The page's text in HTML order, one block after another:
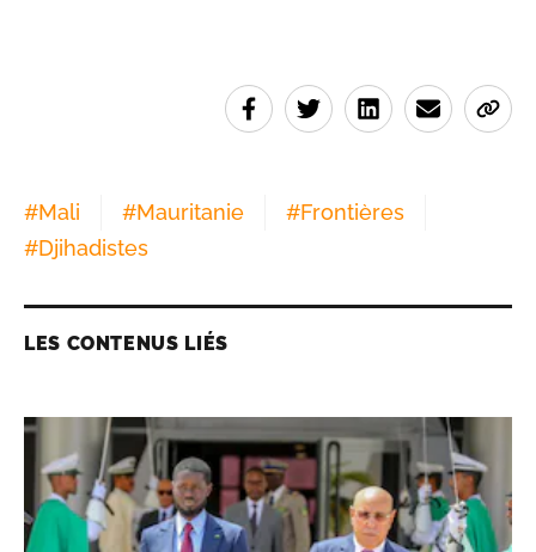
#Mali #Mauritanie #Frontières
#Djihadistes
LES CONTENUS LIÉS